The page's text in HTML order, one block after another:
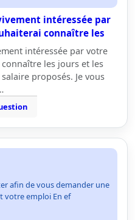
intéressée par
connaître les
intéressée par votre
les jours et les
proposés. Je vous
afin de vous demander une
votre emploi En ef